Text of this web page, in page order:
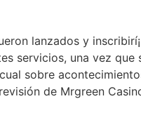
lanzados y
servicios, una vez
sobre
de Mrgreen